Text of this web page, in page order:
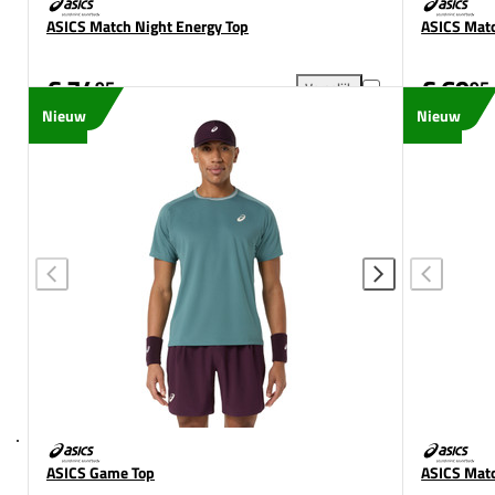
ASICS Match Night Energy Top
€ 7495
Vergelijk
ASICS Match Night Energy
ASICS
€ 6995
Nieuw
ASICS Game Top
Nieuw
ASICS